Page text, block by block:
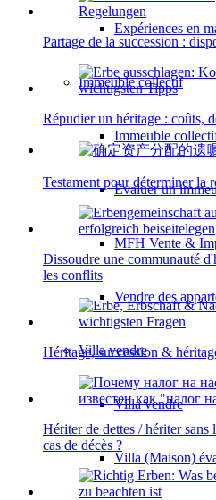
Expériences en
Immeuble collectif
Immeuble
Évaluer un
MFH Vente &
Vendre des
Villavendre
Villa vendre
Villa (Maison)
Partage de la succession :
Répudier un héritage : coûts,
Testament pour déterminer la
Dissoudre une communauté
les conflits
Héritage, succession &
Hériter de dettes / hériter sans
cas de décès ?